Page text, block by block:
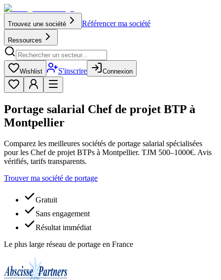
Trouvez une société Référencer ma société
Ressources
Wishlist S'inscrire Connexion
Portage salarial Chef de projet BTP à
Montpellier
Comparez les meilleures sociétés de portage salarial spécialisées
pour les Chef de projet BTPs à Montpellier. TJM 500–1000€. Avis
vérifiés, tarifs transparents.
Trouver ma société de portage
Gratuit
Sans engagement
Résultat immédiat
Le plus large réseau de portage en France